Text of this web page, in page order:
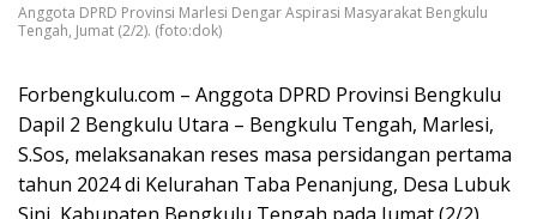
Anggota DPRD Provinsi Marlesi Dengar Aspirasi Masyarakat Bengkulu
Tengah, Jumat (2/2). (foto:dok)
Forbengkulu.com – Anggota DPRD Provinsi Bengkulu
Dapil 2 Bengkulu Utara – Bengkulu Tengah, Marlesi,
S.Sos, melaksanakan reses masa persidangan pertama
tahun 2024 di Kelurahan Taba Penanjung, Desa Lubuk
Sini, Kabupaten Bengkulu Tengah pada Jumat (2/2).